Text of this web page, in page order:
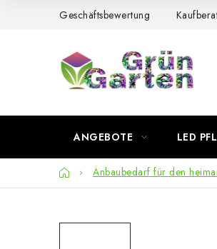
Geschäftsbewertung
ANGEBOTE LED
StartseiteAnbaubedarf für den